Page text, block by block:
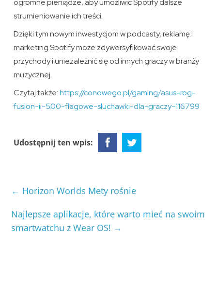
ogromne pieniądze, aby umożliwić Spotify dalsze
strumieniowanie ich treści.
Dzięki tym nowym inwestycjom w podcasty, reklamę i
marketing Spotify może zdywersyfikować swoje
przychody i uniezależnić się od innych graczy w branży
muzycznej.
Czytaj także:https://conowego.pl/gaming/asus-rog-
fusion-ii-500-flagowe-sluchawki-dla-graczy-116799
Udostępnij ten wpis:
← Horizon Worlds Mety rośnie
Najlepsze aplikacje, które warto mieć na swoim
smartwatchu z Wear OS! →